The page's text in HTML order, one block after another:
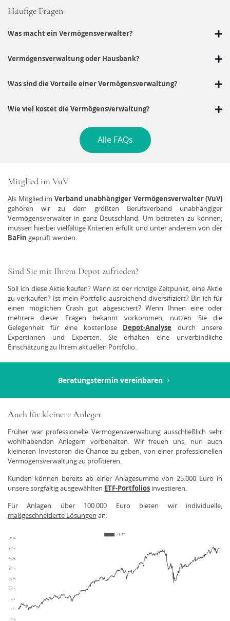
Häufige Fragen
Was macht ein Vermögensverwalter?
Vermögensverwaltung oder Hausbank?
Was sind die Vorteile einer Vermögensverwaltung?
Wie viel kostet die Vermögensverwaltung?
Alle FAQs
Mitglied im VuV
Als Mitglied im Verband unabhängiger Vermögensverwalter (VuV)
gehören wir zu dem größten Berufsverband unabhängiger
Vermögensverwalter in ganz Deutschland. Um beitreten zu können,
müssen hierbei vielfältige Kriterien erfüllt und unter anderem von der
BaFin geprüft werden.
Sind Sie mit Ihrem Depot zufrieden?
Soll ich diese Aktie kaufen? Wann ist der richtige Zeitpunkt, eine Aktie
zu verkaufen? Ist mein Portfolio ausreichend diversifiziert? Bin ich für
einen möglichen Crash gut abgesichert? Wenn Ihnen eine oder
mehrere dieser Fragen bekannt vorkommen, nutzen Sie die
Gelegenheit für eine kostenlose Depot-Analyse durch unsere
Expertinnen und Experten. Sie erhalten eine unverbindliche
Einschätzung zu Ihrem aktuellen Portfolio.
Beratungstermin vereinbaren
Auch für kleinere Anleger
Früher war professionelle Vermögensverwaltung ausschließlich sehr
wohlhabenden Anlegern vorbehalten. Wir freuen uns, nun auch
kleineren Investoren die Chance zu geben, von einer professionellen
Vermögensverwaltung zu profitieren.
Kunden können bereits ab einer Anlagesumme von 25.000 Euro in
unsere sorgfältig ausgewählten ETF-Portfolios investieren.
Für Anlagen über 100.000 Euro bieten wir individuelle,
maßgeschneiderte Lösungen an.